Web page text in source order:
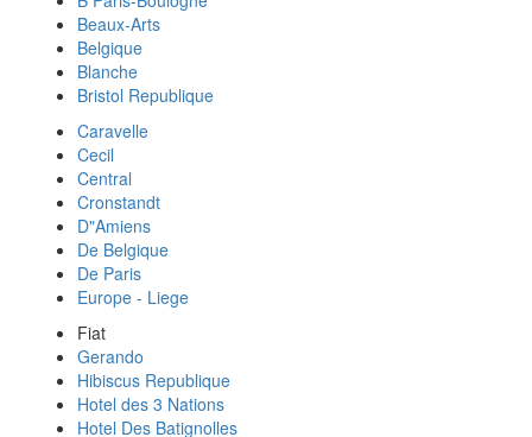
Beaux-Arts
Belgique
Blanche
Bristol Republique
Caravelle
Cecil
Central
Cronstandt
D"Amiens
De Belgique
De Paris
Europe - Liege
Fiat
Gerando
Hibiscus Republique
Hotel des 3 Nations
Hotel Des Batignolles